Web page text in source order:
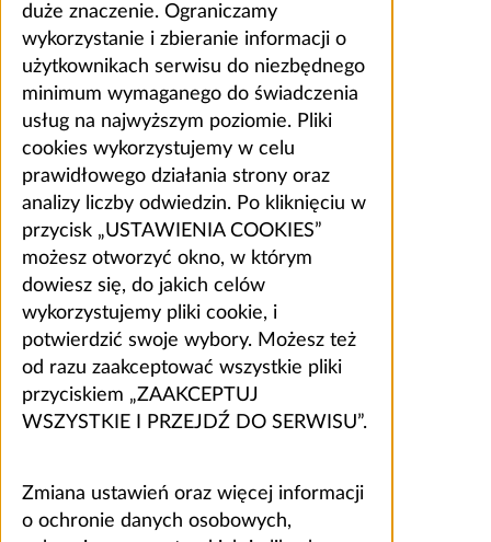
duże znaczenie. Ograniczamy
wykorzystanie i zbieranie informacji o
użytkownikach serwisu do niezbędnego
minimum wymaganego do świadczenia
usług na najwyższym poziomie. Pliki
cookies wykorzystujemy w celu
prawidłowego działania strony oraz
analizy liczby odwiedzin. Po kliknięciu w
przycisk „USTAWIENIA COOKIES”
możesz otworzyć okno, w którym
dowiesz się, do jakich celów
wykorzystujemy pliki cookie, i
potwierdzić swoje wybory. Możesz też
od razu zaakceptować wszystkie pliki
przyciskiem „ZAAKCEPTUJ
WSZYSTKIE I PRZEJDŹ DO SERWISU”.
Zmiana ustawień oraz więcej informacji
o ochronie danych osobowych,